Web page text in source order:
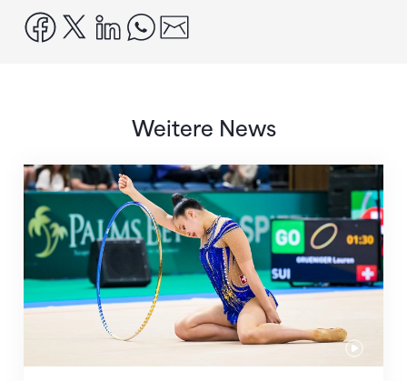
facebook
x linkedinwhatsapp
Weitere News
Nächster Halt: Weltmeisterschaft